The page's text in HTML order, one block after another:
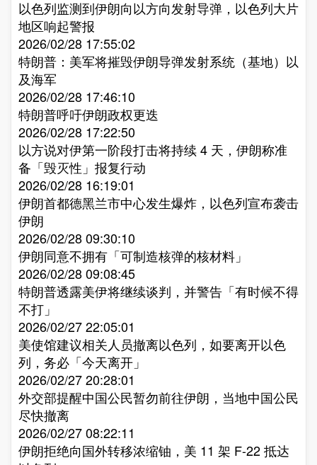
以色列监测到伊朗向以方向发射导弹，以色列大片
地区响起警报​
2026/02/28 17:55:02
特朗普：美军将摧毁伊朗导弹发射系统（基地）以
及海军​
2026/02/28 17:46:10
特朗普呼吁伊朗政权更迭​
2026/02/28 17:22:50
以方说对伊第一阶段打击将持续 4 天，伊朗称准
备「毁灭性」报复行动​
2026/02/28 16:19:01
伊朗首都德黑兰市中心发生爆炸，以色列宣布袭击
伊朗​
2026/02/28 09:30:10
伊朗同意不拥有「可制造核弹的核材料」​
2026/02/28 09:08:45
特朗普透露美伊将继续谈判，并警告「有时候不得
不打」​
2026/02/27 22:05:01
美使馆建议相关人员撤离以色列，如要离开以色
列，务必「今天离开」​
2026/02/27 20:28:01
外交部提醒中国公民暂勿前往伊朗，当地中国公民
尽快撤离​
2026/02/27 08:22:11
伊朗拒绝向国外转移浓缩铀，美 11 架 F-22 抵达